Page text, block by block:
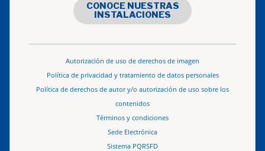
CONOCE NUESTRAS
INSTALACIONES
Autorización de uso de derechos de imagen
Política de privacidad y tratamiento de datos personales
Política de derechos de autor y/o autorización de uso sobre los
contenidos
Términos y condiciones
Sede Electrónica
Sistema PQRSFD